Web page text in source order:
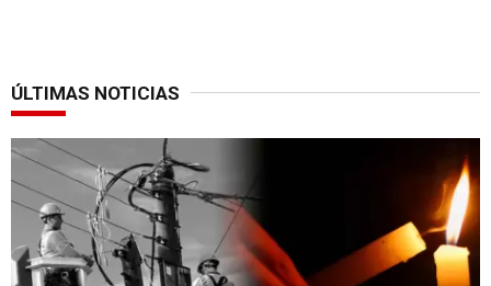
ÚLTIMAS NOTICIAS